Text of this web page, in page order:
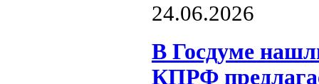
24.06.2026
В Госдуме
КПРФ